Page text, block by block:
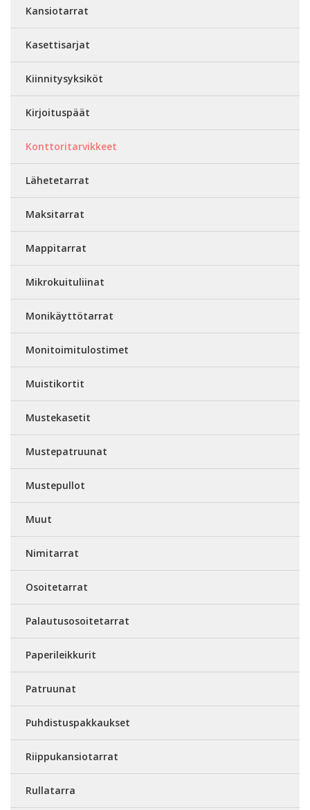
Kansiotarrat
Kasettisarjat
Kiinnitysyksiköt
Kirjoituspäät
Konttoritarvikkeet
Lähetetarrat
Maksitarrat
Mappitarrat
Mikrokuituliinat
Monikäyttötarrat
Monitoimitulostimet
Muistikortit
Mustekasetit
Mustepatruunat
Mustepullot
Muut
Nimitarrat
Osoitetarrat
Palautusosoitetarrat
Paperileikkurit
Patruunat
Puhdistuspakkaukset
Riippukansiotarrat
Rullatarra